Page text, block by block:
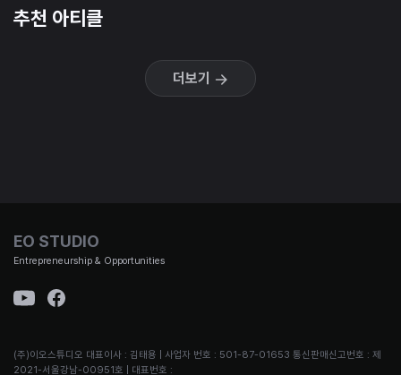
추천 아티클
더보기
EO STUDIO
Entrepreneurship & Opportunities
(주)이오스튜디오 대표이사 : 김태용 | 사업자 번호 : 501-87-01653 통신판매신고번호 : 제
2021-서울강남-00951호 | 대표번호 :